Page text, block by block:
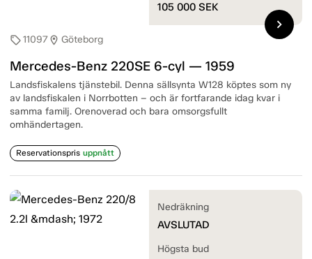
sell11097location_on Göteborg
Mercedes-Benz 220SE 6-cyl — 1959
Landsfiskalens tjänstebil. Denna sällsynta W128 köptes som ny
av landsfiskalen i Norrbotten – och är fortfarande idag kvar i
samma familj. Orenoverad och bara omsorgsfullt
omhändertagen.
Reservationspris uppnått
105 000 SEK
chevron_right
Nedräkning
AVSLUTAD
Högsta bud